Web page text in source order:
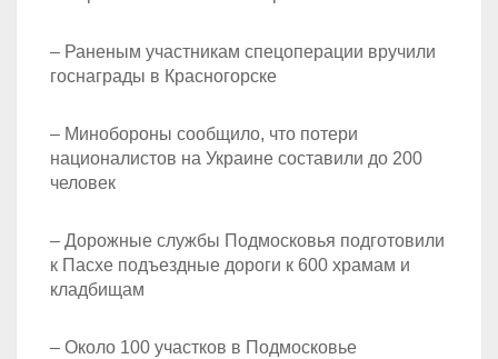
– Раненым участникам спецоперации вручили
госнаграды в Красногорске
– Минобороны сообщило, что потери
националистов на Украине составили до 200
человек
– Дорожные службы Подмосковья подготовили
к Пасхе подъездные дороги к 600 храмам и
кладбищам
– Около 100 участков в Подмосковье